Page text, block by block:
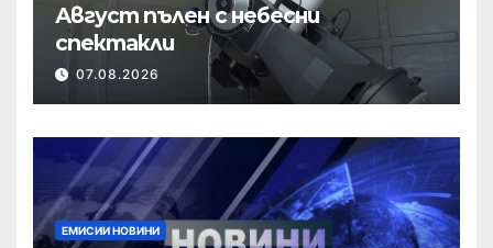
Август пълен с небесни
спектакли
07.08.2026
ЕМИСИИ НОВИНИ